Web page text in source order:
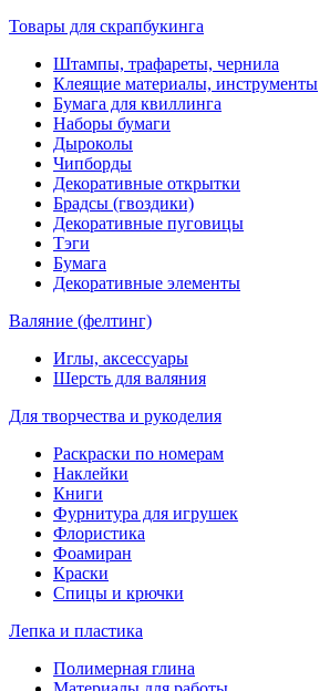
Товары для скрапбукинга
Штампы, трафареты, чернила
Клеящие материалы, инструменты
Бумага для квиллинга
Наборы бумаги
Дыроколы
Чипборды
Декоративные открытки
Брадсы (гвоздики)
Декоративные пуговицы
Тэги
Бумага
Декоративные элементы
Валяние (фелтинг)
Иглы, аксессуары
Шерсть для валяния
Для творчества и рукоделия
Раскраски по номерам
Наклейки
Книги
Фурнитура для игрушек
Флористика
Фоамиран
Краски
Спицы и крючки
Лепка и пластика
Полимерная глина